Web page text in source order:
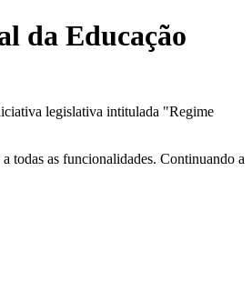
da Educação
legislativa intitulada "Regime
todas as funcionalidades. Continuando a